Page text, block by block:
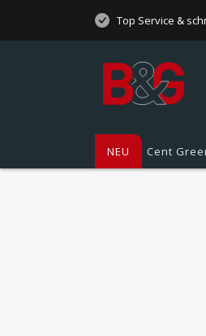
Top Service &
NEU Cent